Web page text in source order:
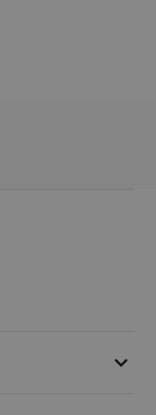
keyboard_arrow_down